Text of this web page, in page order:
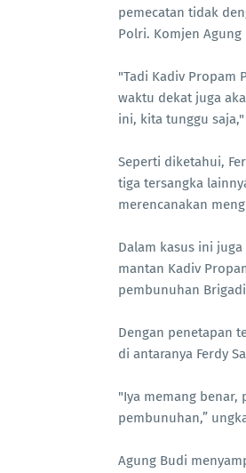
pemecatan tidak
Polri. Komjen
"Tadi Kadiv Propam
waktu dekat juga
ini, kita tunggu
Seperti diketahui,
tiga tersangka
merencanakan
Dalam kasus ini
mantan Kadiv
pembunuhan
Dengan penetapan
di antaranya Ferdy
"Iya memang benar,
pembunuhan,”
Agung Budi